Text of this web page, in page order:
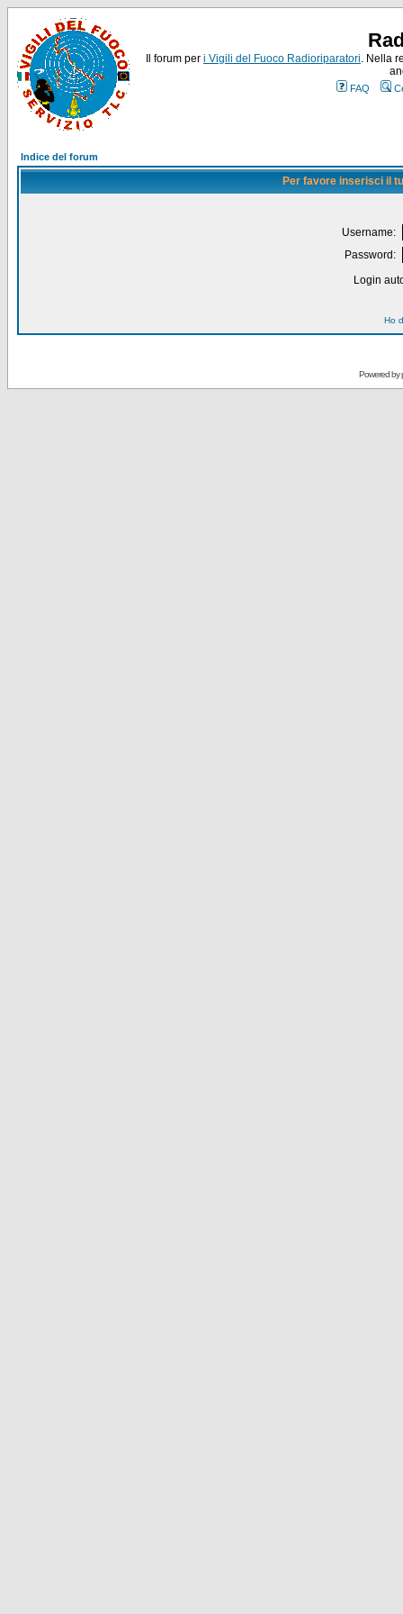
Il forum per i Vigili del Fuoco Radioriparatori. Nella
FAQ
Indice del forum
Per favore inserisci il
Username:
Password:
Login
Ho
Powered by